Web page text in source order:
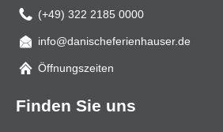
(+49) 322 2185 0000
Mail
info@danischeferienhauser.de
Öffnungszeiten
Finden Sie uns